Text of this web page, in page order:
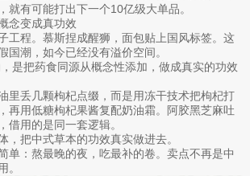
就有可能打出下一个10亿级大单品。
念变成真功效
工程。慕斯捏成醒狮，面包贴上国风标签。这
国潮，如今已经没有溢价空间。
是把药食同源从概念性添加，做成真实的功效
里丢几颗枸杞点缀，而是用冻干技术把枸杞打
再用低糖枸杞果酱复配奶油霜。阿胶黑芝麻吐
借用的是同一套逻辑。
，把中式草本的功效真实做进去。
单：熬最晚的夜，吃最补的卷。卖点不再是中
。